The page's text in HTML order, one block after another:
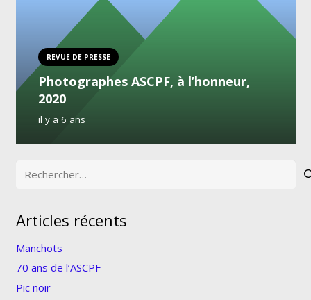
REVUE DE PRESSE
Photographes ASCPF, à l’honneur,
2020
il y a 6 ans
Articles récents
Manchots
70 ans de l’ASCPF
Pic noir